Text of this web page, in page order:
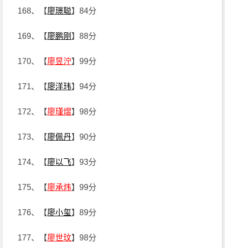
168、【廖璟聪】84分
169、【廖鹏刚 】88分
170、【廖昱泞】99分
171、【廖洋玮】94分
172、【廖瑾熠】98分
173、【廖佩丹】90分
174、【廖以飞】93分
175、【廖承炜】99分
176、【廖小玺】89分
177、【廖世玟】98分